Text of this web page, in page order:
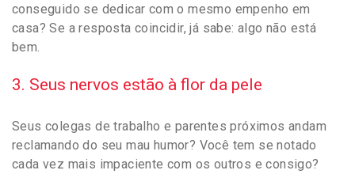
conseguido se dedicar com o mesmo empenho em
casa? Se a resposta coincidir, já sabe: algo não está
bem.
3. Seus nervos estão à flor da pele
Seus colegas de trabalho e parentes próximos andam
reclamando do seu mau humor? Você tem se notado
cada vez mais impaciente com os outros e consigo?